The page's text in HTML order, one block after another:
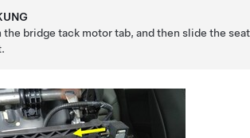
the bridge tack motor tab, and then slide the